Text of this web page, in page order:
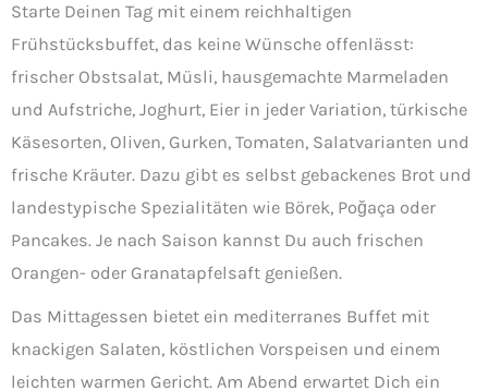
Starte Deinen Tag mit einem reichhaltigen
Frühstücksbuffet, das keine Wünsche offenlässt:
frischer Obstsalat, Müsli, hausgemachte Marmeladen
und Aufstriche, Joghurt, Eier in jeder Variation, türkische
Käsesorten, Oliven, Gurken, Tomaten, Salatvarianten und
frische Kräuter. Dazu gibt es selbst gebackenes Brot und
landestypische Spezialitäten wie Börek, Poğaça oder
Pancakes. Je nach Saison kannst Du auch frischen
Orangen- oder Granatapfelsaft genießen.
Das Mittagessen bietet ein mediterranes Buffet mit
knackigen Salaten, köstlichen Vorspeisen und einem
leichten warmen Gericht. Am Abend erwartet Dich ein